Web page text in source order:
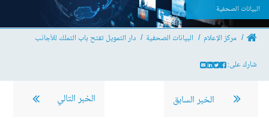
البيانات الصحفية
مركز الإعلام البيانات الصحفية
دار التمويل تفتح باب التملك للأجانب
شارك على:
الخبر السابق الخبر التالي